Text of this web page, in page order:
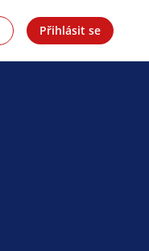
Přihlásit se